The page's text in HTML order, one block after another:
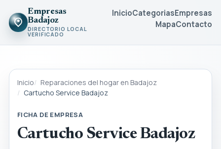
Empresas
Badajoz
DIRECTORIO LOCAL
VERIFICADO
InicioCategoriasEmpresas
MapaContacto
Inicio
Reparaciones del hogar en Badajoz
Cartucho Service Badajoz
FICHA DE EMPRESA
Cartucho Service Badajoz